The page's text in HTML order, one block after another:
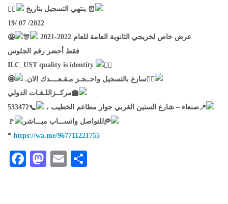
ينتهي التسجيل بتاريخ
19/ 07 /2022
عرض خاص لخريجي الثانوية العامة للعام 2022-2021
فقط أحضر رقم الجلوس
ILC_UST quality is identity
سارع بالتسجيل واحــجـز مـقـعــــدك الان.
مركــزاللـغـات الدولي
صنعاء – شارع الستين الغربي جوار مطاعم الخطيب ،
533472
للتواصل واتســـاب مبـــاشر
* https://wa.me/967711221755
Facebook
Mastodon
Email